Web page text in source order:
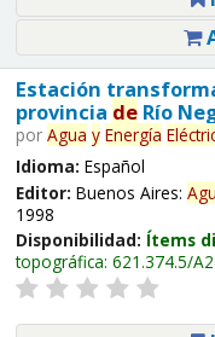
Estación
provincia deRío
por Agua y Energía
Idioma: Español
Editor: Buenos Aires:
1998
Disponibilidad: Ítems
topográfica: 621.374.5/